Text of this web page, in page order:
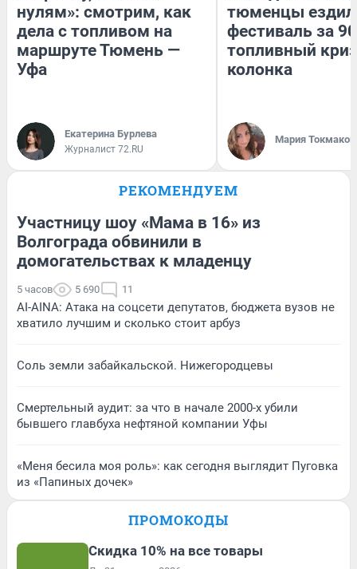
нулям»: смотрим, как
дела с топливом на
маршруте Тюмень —
Уфа
Екатерина Бурлева
Журналист 72.RU
тюменцы
фестиваль за
топливный
колонка
Мария
РЕКОМЕНДУЕМ
Участницу шоу «Мама в 16» из
Волгограда обвинили в
домогательствах к младенцу
5 часов 5 690 11
AI-AINA: Атака на соцсети депутатов, бюджета вузов не
хватило лучшим и сколько стоит арбуз
Соль земли забайкальской. Нижегородцевы
Смертельный аудит: за что в начале 2000-х убили
бывшего главбуха нефтяной компании Уфы
«Меня бесила моя роль»: как сегодня выглядит Пуговка
из «Папиных дочек»
ПРОМОКОДЫ
Скидка 10% на все товары